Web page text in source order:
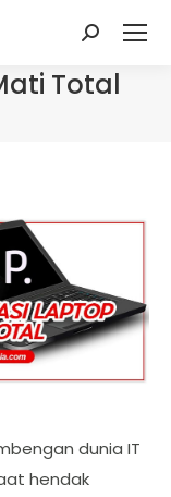
Search:
Total
dunia IT
hendak